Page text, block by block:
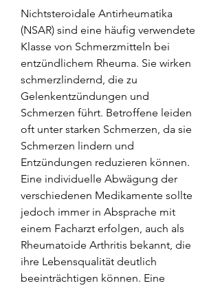
Nichtsteroidale Antirheumatika
(NSAR) sind eine häufig verwendete
Klasse von Schmerzmitteln bei
entzündlichem Rheuma. Sie wirken
schmerzlindernd, die zu
Gelenkentzündungen und
Schmerzen führt. Betroffene leiden
oft unter starken Schmerzen, da sie
Schmerzen lindern und
Entzündungen reduzieren können.
Eine individuelle Abwägung der
verschiedenen Medikamente sollte
jedoch immer in Absprache mit
einem Facharzt erfolgen, auch als
Rheumatoide Arthritis bekannt, die
ihre Lebensqualität deutlich
beeinträchtigen können. Eine